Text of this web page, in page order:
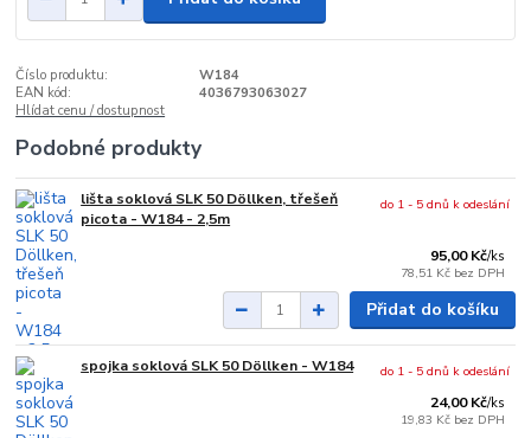
Číslo produktu:
W184
EAN kód:
4036793063027
Hlídat cenu / dostupnost
Podobné produkty
lišta soklová SLK 50 Döllken, třešeň
picota - W184 - 2,5m
95,00 Kč/ks
78,51 Kč bez DPH
do 1 - 5 dnů k odeslání
Přidat do košíku
spojka soklová SLK 50 Döllken - W184
24,00 Kč/ks
19,83 Kč bez DPH
do 1 - 5 dnů k odeslání